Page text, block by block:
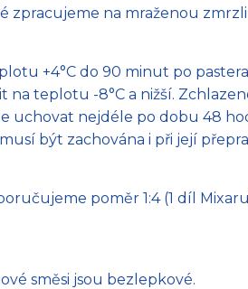
zpracujeme na mraženou
+4°C do 90 minut po
na teplotu -8°C a nižší.
uchovat nejdéle po dobu 48
být zachována i při její
poměr 1:4 (1 díl
směsi jsou bezlepkové.